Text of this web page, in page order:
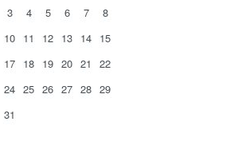
3 4 5 6 7
8
10 11 12 13 14 15
17 18 19 20 21
22
24 25 26 27 28 29
31